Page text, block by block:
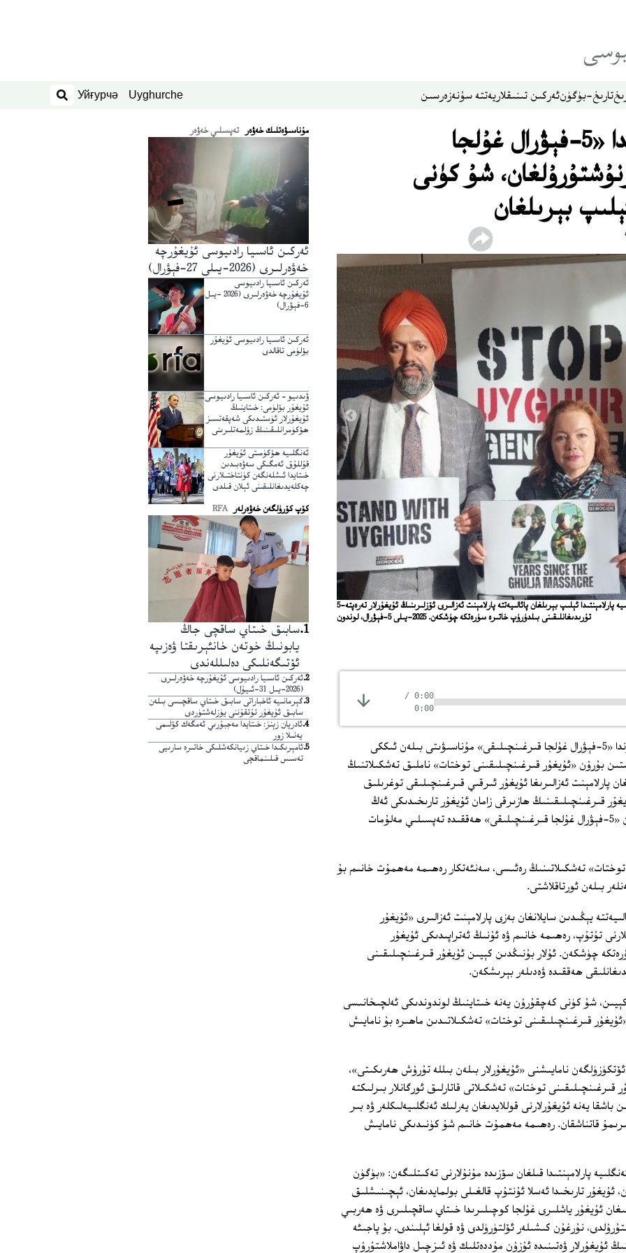
تارىخ-بۈگۈنئەركىن تىنىقلاريەتتە سۇنەزەرسىن Uyghurche
Уйғурчә
ئىزدەش
ئەنگلىيە پارلامېنتىدا «5-فېۋرال غۇلجا
شۇ كۈنى
بېرىلغان
5-فېۋرال غۇلجا قىرغىنچىلىقى مۇناسىۋىتى بىلەن ئەنگلىيە پارلامېنتىدا ئېلىپ بېرىلغان پائالىيەتتە پارلامېنت ئەزالىرى ئۆزلىرىنىڭ ئۇيغۇرلار تەرەپتە
تۇرىدىغانلىقىنى بىلدۈرۈپ خاتىرە سۈرەتكە چۈشكەن. 2025-يىلى 5-فېۋرال، لوندون
0:00
/
0:00
5-فېۋرال كۈنى ئەنگلىيە پايتەختى لوندوندا «5-فېۋرال غۇلجا قىرغىنچىلىقى» مۇناسىۋىتى بىلەن ئىككى
بۇرۇن «ئۇيغۇر قىرغىنچىلىقىنى توختات» ناملىق تەشكىلاتنىڭ
پارلامېنت ئەزالىرىغا ئۇيغۇر ئىرقىي قىرغىنچىلىقى توغرىلىق
قىرغىنچىلىقىنىڭ ھازىرقى زامان ئۇيغۇر تارىخىدىكى ئەڭ
پاجىئەلىك كۆرۈنۈشلىرىدىن بىرى بولغان «5-فېۋرال غۇلجا قىرغىنچىلىقى» ھەققىدە تەپسىلىي مەلۇمات
تەشكىلاتىنىڭ رەئىسى، سەنئەتكار رەھىمە مەھمۇت خانىم بۇ
بىلەن ئورتاقلاشتى.
يېڭىدىن سايلانغان بەزى پارلامېنت ئەزالىرى «ئۇيغۇر
تۇتۇپ، رەھىمە خانىم ۋە ئۇنىڭ ئەتراپىدىكى ئۇيغۇر
چۈشكەن. ئۇلار بۇنىڭدىن كېيىن ئۇيغۇر قىرغىنچىلىقىنى
ھەققىدە ۋەدىلەر بېرىشكەن.
كېيىن، شۇ كۈنى كەچقۇرۇن يەنە خىتاينىڭ لوندوندىكى ئەلچىخانىسى
قىرغىنچىلىقىنى توختات» تەشكىلاتىدىن ماھىرە بۇ نامايىش
نامايىشنى «ئۇيغۇرلار بىلەن بىللە تۇرۇش ھەرىكىتى»،
توختات» تەشكىلاتى قاتارلىق ئورگانلار بىرلىكتە
باشقا يەنە ئۇيغۇرلارنى قوللايدىغان يەرلىك ئەنگلىيەلىكلەر ۋە بىر
قاتناشقان. رەھىمە مەھمۇت خانىم شۇ كۈنىدىكى نامايىش
5-فېۋرال كۈنى ئەنگلىيە پارلامېنتىدا قىلغان سۆزىدە مۇنۇلارنى تەكىتلىگەن: «بۈگۈن
28 يىل بولغان كۈن، ئۇيغۇر تارىخىدا ئەسلا ئۇنتۇپ قالغىلى بولمايدىغان، ئېچىنىشلىق
1997-يىلى 2-ئايدا مىڭلىغان ئۇيغۇر ياشلىرى غۇلجا كوچىلىرىدا خىتاي ساقچىلىرى ۋە ھەربىي
نۇرغۇن كىشىلەر ئۆلتۈرۈلدى ۋە قولغا ئېلىندى. بۇ پاجىئە
ئۇيغۇرلار ۋەتىنىدە ئۇزۇن مۇددەتلىك ۋە ئىزچىل داۋاملاشتۇرۇپ
ﻣﯘﻧﺎﺳﯩﯟﻩﺗﻠﯩﻚ ﺧﻪﯞﻩﺭ تەپسىلىي خەۋەر
ئەركىن ئاسىيا رادىيوسى ئۇيغۇرچە
خەۋەرلىرى (2026-يىلى 27-فېۋرال)
ئەركىن ئاسىيا رادىيوسى
ئۇيغۇرچە خەۋەرلىرى (2026 -يىل
6-فېۋرال)
ئەركىن ئاسىيا رادىيوسى ئۇيغۇر
بۆلۈمى تاقالدى
ۋىدىيو – ئەركىن ئاسىيا رادىيوسى
ئۇيغۇر بۆلۈمى: خىتاينىڭ
ئۇيغۇرلار ئۈستىدىكى شەپقەتسىز
ھۆكۈمرانلىقىنىڭ زۇلمەتلىرىنى
ئەنگلىيە ھۆكۈمىتى ئۇيغۇر
قۇللۇق ئەمگىكى سەۋەبىدىن
خىتايدا ئىشلەنگەن كۈنتاختىلارنى
چەكلەيدىغانلىقىنى ئېلان قىلدى
كۆپ كۆرۈلگەن خەۋەرلەر
RFA
1
.سابىق خىتاي ساقچى جاڭ
يابونىڭ خوتەن خانئېرىقتا ۋەزىپە
ئۆتىگەنلىكى دەلىللەندى
2
.ئەركىن ئاسىيا رادىيوسى ئۇيغۇرچە خەۋەرلىرى
(2026-يىل 31-ئىيۇل)
3
.گېرمانىيە ئاخباراتى سابىق خىتاي ساقچىسى بىلەن
سابىق ئۇيغۇر تۇتقۇننى يۈزلەشتۈردى
4
.ئادريان زېنز: خىتايدا مەجبۇرىي ئەمگەك كۆلىمى
يەنىلا زور
5
.ئامېرىكىدا خىتاي زىيانكەشلىكى خاتىرە سارىيى
تەسىس قىلىنماقچى